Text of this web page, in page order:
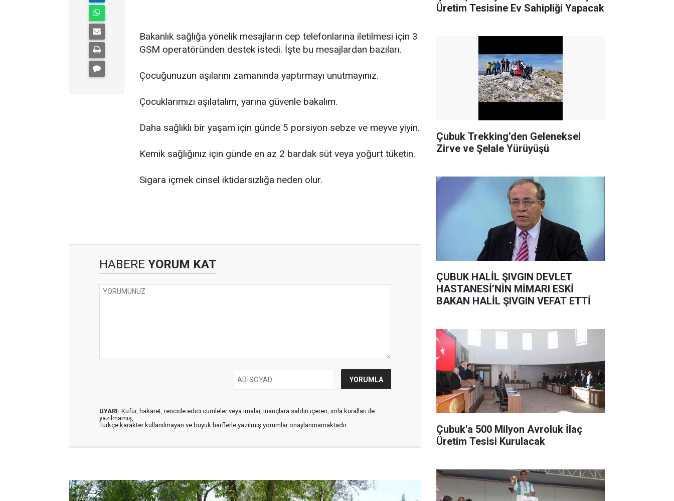
Bakanlık sağlığa yönelik mesajların cep telefonlarına iletilmesi için 3
GSM operatöründen destek istedi. İşte bu mesajlardan bazıları.
Çocuğunuzun aşılarını zamanında yaptırmayı unutmayınız.
Çocuklarımızı aşılatalım, yarına güvenle bakalım.
Daha sağlıklı bir yaşam için günde 5 porsiyon sebze ve meyve yiyin.
Kemik sağlığınız için günde en az 2 bardak süt veya yoğurt tüketin.
Sigara içmek cinsel iktidarsızlığa neden olur.
HABERE YORUM KAT
UYARI: Küfür, hakaret, rencide edici cümleler veya imalar, inançlara saldırı içeren, imla kuralları ile
yazılmamış,
Türkçe karakter kullanılmayan ve büyük harflerle yazılmış yorumlar onaylanmamaktadır.
Üretim Tesisine Ev Sahipliği Yapacak
Çubuk Trekking’den Geleneksel
Zirve ve Şelale Yürüyüşü
ÇUBUK HALİL ŞIVGIN DEVLET
HASTANESİ’NİN MİMARI ESKİ
BAKAN HALİL ŞIVGIN VEFAT ETTİ
Çubuk'a 500 Milyon Avroluk İlaç
Üretim Tesisi Kurulacak